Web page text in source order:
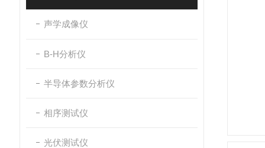
声学成像仪
B-H分析仪
半导体参数分析仪
相序测试仪
光伏测试仪